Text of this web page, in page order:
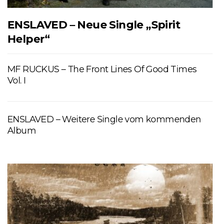
ENSLAVED – Neue Single „Spirit
Helper“
MF RUCKUS – The Front Lines Of Good Times
Vol. I
ENSLAVED – Weitere Single vom kommenden
Album